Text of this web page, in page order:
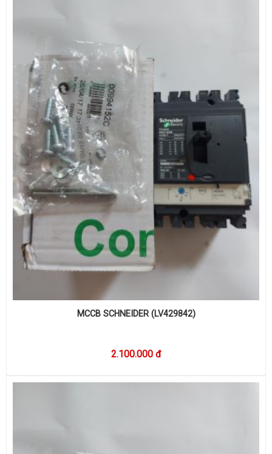
MCCB SCHNEIDER (LV429842)
2.100.000 đ